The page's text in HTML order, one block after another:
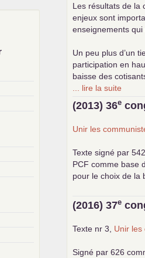
Les résultats de la
enjeux sont
enseignements qui
Un peu plus d’un
participation en
baisse des
... lire la suite
(2013) 36e
Unir les
Texte signé par
PCF comme base
pour le choix de la
(2016) 37e
Texte nr 3, Unir les
Signé par 626